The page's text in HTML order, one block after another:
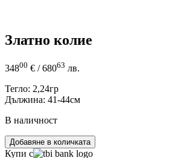
Златно колие
34800 € / 68063 лв.
Тегло: 2,24гр
Дължина: 41-44см
В наличност
количество
за
Добавяне в количката
Купи с